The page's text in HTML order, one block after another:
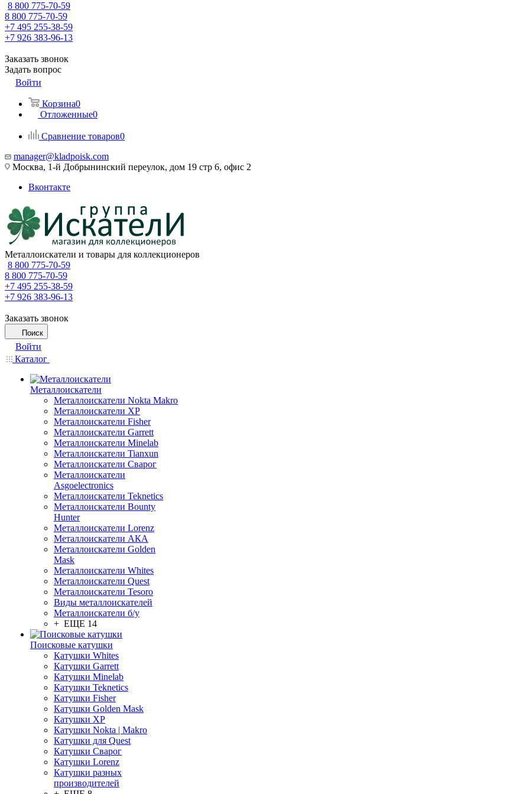
8 800 775-70-59
8 800 775-70-59
+7 495 255-38-59
+7 926 383-96-13
Заказать звонок
Задать вопрос
Войти
Корзина0
Отложенные0
Сравнение товаров0
manager@kladpoisk.com
Москва, 1-й Добрынинский переулок, дом 19 стр 6, офис 2
Вконтакте
Металлоискатели и товары для коллекционеров
8 800 775-70-59
8 800 775-70-59
+7 495 255-38-59
+7 926 383-96-13
Заказать звонок
Поиск
Войти
Каталог
Металлоискатели
Металлоискатели Nokta Makro
Металлоискатели XP
Металлоискатели Fisher
Металлоискатели Garrett
Металлоискатели Minelab
Металлоискатели Tianxun
Металлоискатели Сварог
Металлоискатели
Asgoelectronics
Металлоискатели Teknetics
Металлоискатели Bounty
Hunter
Металлоискатели Lorenz
Металлоискатели АКА
Металлоискатели Golden
Mask
Металлоискатели Whites
Металлоискатели Quest
Металлоискатели Tesoro
Виды металлоискателей
Металлоискатели б/у
+ ЕЩЕ 14
Поисковые катушки
Катушки Whites
Катушки Garrett
Катушки Minelab
Катушки Teknetics
Катушки Fisher
Катушки Golden Mask
Катушки XP
Катушки Nokta | Makro
Катушки для Quest
Катушки Сварог
Катушки Lorenz
Катушки разных
производителей